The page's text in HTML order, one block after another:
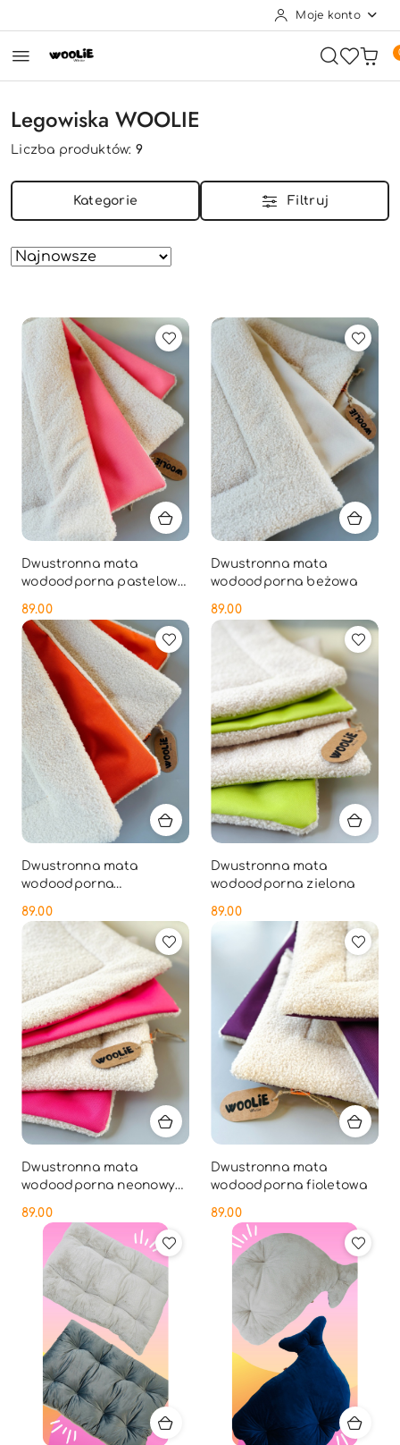
Moje konto
Legowiska WOOLIE
Liczba produktów:9
Kategorie Filtruj
Zastosowano
Sortuj
Dwustronna mata
wodoodporna pastelowy
Cena:
89.00
Dwustronna mata
wodoodporna beżowa
Cena:
89.00
Dwustronna mata
wodoodporna
Cena:
89.00
Dwustronna mata
wodoodporna zielona
Cena:
89.00
Dwustronna mata
wodoodporna neonowy
Cena:
89.00
Dwustronna mata
wodoodporna fioletowa
Cena:
89.00